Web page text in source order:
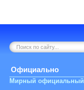
Официально
Мирный официальный